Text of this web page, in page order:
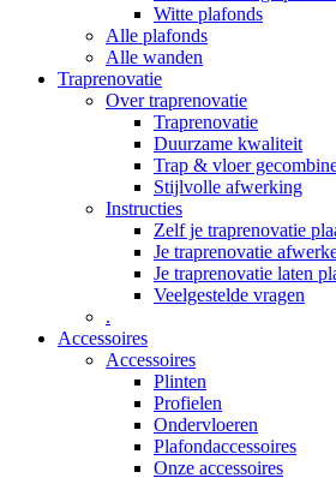
Witte plafonds
Alle plafonds
Alle wanden
Traprenovatie
Over traprenovatie
Traprenovatie
Duurzame kwaliteit
Trap & vloer
Stijlvolle afwerking
Instructies
Zelf je traprenovatie
Je traprenovatie
Je traprenovatie laten
Veelgestelde vragen
.
Accessoires
Accessoires
Plinten
Profielen
Ondervloeren
Plafondaccessoires
Onze accessoires